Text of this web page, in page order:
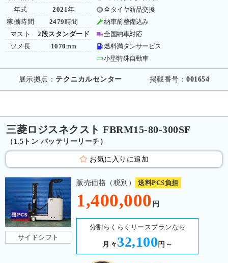
年式
稼働時間
マスト
ツメ長
2021年
2479 時間
2段スタンダード
1070mm
全タイヤ新品交換
納車前整備込み
全国納車対応
燃料満タンサービス
小型特殊自動車
展示拠点： テクニカルセンター 掲載番号：001654
三菱ロジスネクスト FBRM15-80-300SF
（1.5トン バッテリーリーチ）
お気に入りに追加
サイドシフト
販売価格（税別） 送料PCS負担
1,400,000 円
分割らくらくリースプランなら
月々 32,100 円～